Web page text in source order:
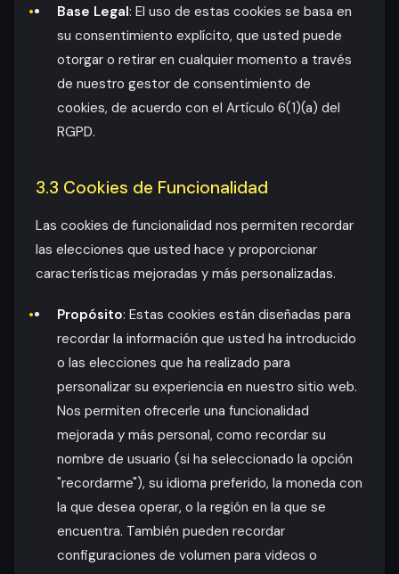
Base Legal: El uso de estas cookies se basa en
su consentimiento explícito, que usted puede
otorgar o retirar en cualquier momento a través
de nuestro gestor de consentimiento de
cookies, de acuerdo con el Artículo 6(1)(a) del
RGPD.
3.3 Cookies de Funcionalidad
Las cookies de funcionalidad nos permiten recordar
las elecciones que usted hace y proporcionar
características mejoradas y más personalizadas.
Propósito: Estas cookies están diseñadas para
recordar la información que usted ha introducido
o las elecciones que ha realizado para
personalizar su experiencia en nuestro sitio web.
Nos permiten ofrecerle una funcionalidad
mejorada y más personal, como recordar su
nombre de usuario (si ha seleccionado la opción
"recordarme"), su idioma preferido, la moneda con
la que desea operar, o la región en la que se
encuentra. También pueden recordar
configuraciones de volumen para videos o